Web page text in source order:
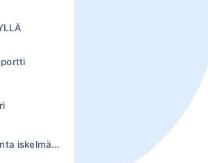
Monipuolisinta iskelmää ja parasta poppia